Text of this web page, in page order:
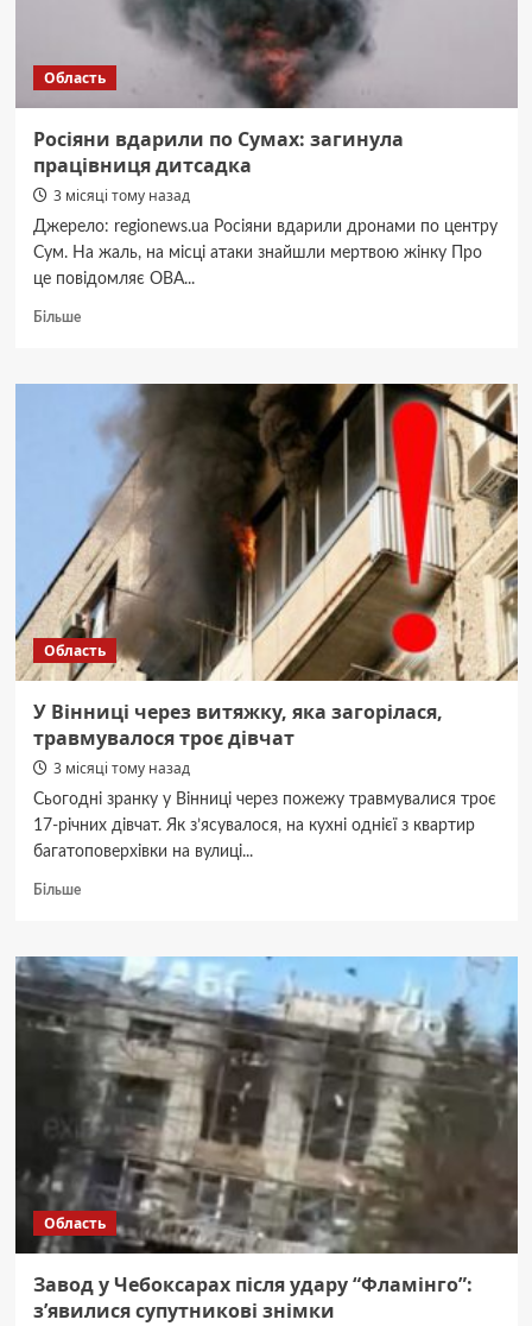
Область
Росіяни вдарили по Сумах: загинула
працівниця дитсадка
3 місяці тому назад
Джерело: regionews.ua Росіяни вдарили дронами по центру
Сум. На жаль, на місці атаки знайшли мертвою жінку Про
це повідомляє ОВА...
БільшеДокладніше
вдарили
Сумах:
загинула
працівниця
дитсадка
Область
У Вінниці через витяжку, яка загорілася,
травмувалося троє дівчат
3 місяці тому назад
Сьогодні зранку у Вінниці через пожежу травмувалися троє
17-річних дівчат. Як з’ясувалося, на кухні однієї з квартир
багатоповерхівки на вулиці...
БільшеДокладніше
Вінниці
через
витяжку,
яка
загорілася,
травмувалося
троє
дівчат
Область
Завод у Чебоксарах після удару “Фламінго”:
з’явилися супутникові знімки